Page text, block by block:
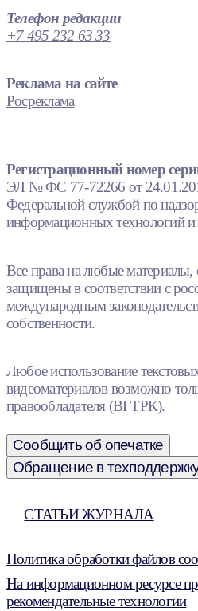
Телефон редакции
+7 495 232 63 33
Реклама на сайте
Росреклама
Регистрационный номер
ЭЛ № ФС 77-72266 от
Федеральной службой по
информационных технологий
Все права на любые материалы,
защищены в соответствии с
международным
собственности.
Любое использование
видеоматериалов возможно
правообладателя (ВГТРК).
Сообщить об опечатке
Обращение в
СТАТЬИ ЖУРНАЛА
Политика обработки файлов
На информационном ресурсе
рекомендательные технологии